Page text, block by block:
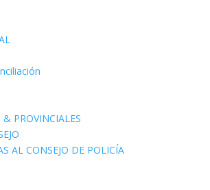
& PROVINCIALES
AL CONSEJO DE POLICÍA